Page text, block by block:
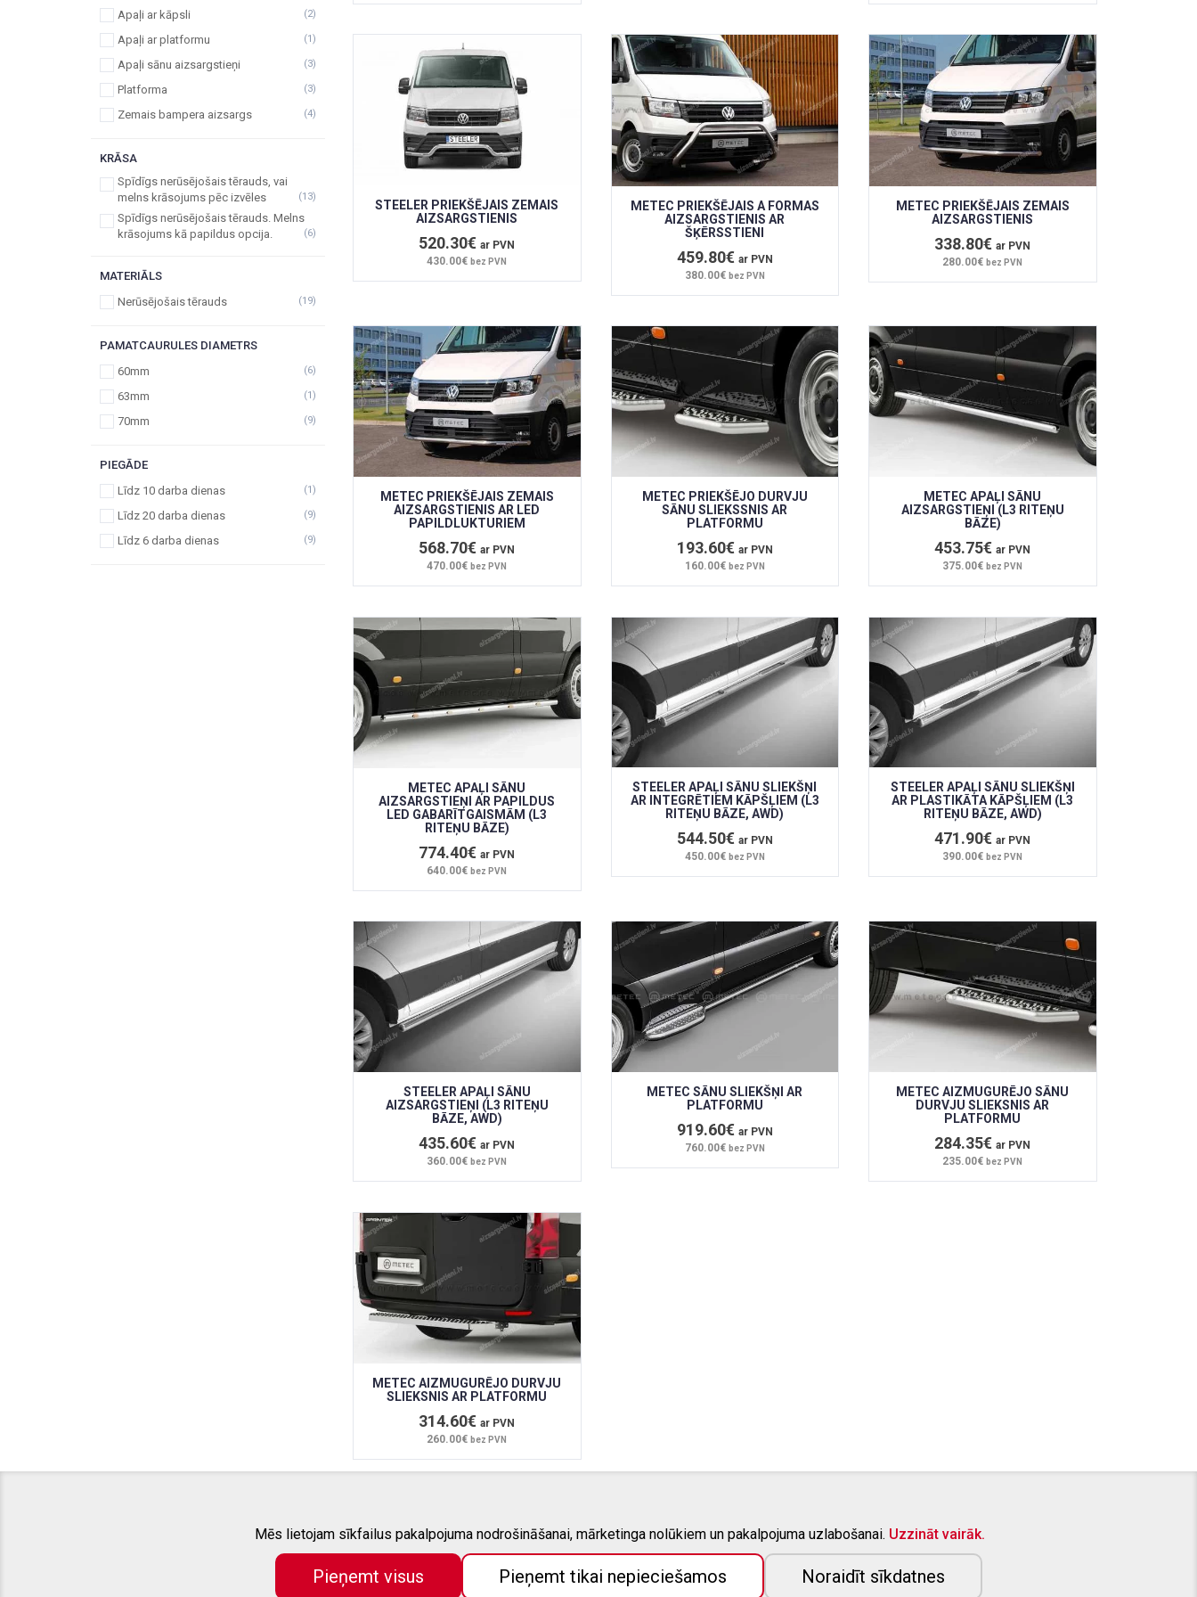
Apaļi ar kāpsli (2)
Apaļi ar platformu (1)
Apaļi sānu aizsargstieņi (3)
Platforma (3)
Zemais bampera aizsargs (4)
KRĀSA
Spīdīgs nerūsējošais tērauds, vai
melns krāsojums pēc izvēles
(13)
Spīdīgs nerūsējošais tērauds. Melns
krāsojums kā papildus opcija.
(6)
MATERIĀLS
Nerūsējošais tērauds
(19)
PAMATCAURULES DIAMETRS
60mm
(6)
63mm (1)
70mm (9)
PIEGĀDE
Līdz 10 darba dienas
(1)
Līdz 20 darba dienas (9)
Līdz 6 darba dienas (9)
STEELER PRIEKŠĒJAIS ZEMAIS
AIZSARGSTIENIS
520.30€ar PVN
430.00€bez PVN
METEC PRIEKŠĒJAIS A FORMAS
AIZSARGSTIENIS AR
ŠĶĒRSSTIENI
459.80€ ar PVN
380.00€ bez PVN
METEC PRIEKŠĒJAIS ZEMAIS
AIZSARGSTIENIS
338.80€ar PVN
280.00€bez PVN
METEC PRIEKŠĒJAIS ZEMAIS
AIZSARGSTIENIS AR LED
PAPILDLUKTURIEM
568.70€ar PVN
470.00€bez PVN
METEC PRIEKŠĒJO DURVJU
SĀNU SLIEKSSNIS AR
PLATFORMU
193.60€ ar PVN
160.00€ bez PVN
METEC APAĻI SĀNU
AIZSARGSTIEŅI (L3 RITEŅU
BĀZE)
453.75€ar PVN
375.00€bez PVN
METEC APAĻI SĀNU
AIZSARGSTIEŅI AR PAPILDUS
LED GABARĪTGAISMĀM (L3
RITEŅU BĀZE)
774.40€ar PVN
640.00€bez PVN
STEELER APAĻI SĀNU SLIEKŠŅI
AR INTEGRĒTIEM KĀPŠĻIEM (L3
RITEŅU BĀZE, AWD)
544.50€ ar PVN
450.00€ bez PVN
STEELER APAĻI SĀNU SLIEKŠŅI
AR PLASTIKĀTA KĀPŠĻIEM (L3
RITEŅU BĀZE, AWD)
471.90€ar PVN
390.00€bez PVN
STEELER APAĻI SĀNU
AIZSARGSTIEŅI (L3 RITEŅU
BĀZE, AWD)
435.60€ar PVN
360.00€bez PVN
METEC SĀNU SLIEKŠŅI AR
PLATFORMU
919.60€ ar PVN
760.00€ bez PVN
METEC AIZMUGURĒJO SĀNU
DURVJU SLIEKSNIS AR
PLATFORMU
284.35€ar PVN
235.00€bez PVN
METEC AIZMUGURĒJO DURVJU
SLIEKSNIS AR PLATFORMU
314.60€ar PVN
260.00€bez PVN
PAR MUMS
LIETOŠANAS NOTEIKUMI
KONTAKTINFORMĀCIJA
SAISTĪTIE PROJEKTI KONTAKTTĀLRUNIS:+371 26415309
E-PASTS:
Mēs lietojam sīkfailus pakalpojuma nodrošināšanai, mārketinga nolūkiem un pakalpojuma uzlabošanai. Uzzināt vairāk.
Pieņemt visus Pieņemt tikai nepieciešamos Noraidīt sīkdatnes